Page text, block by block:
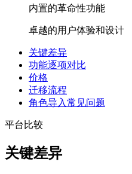
内置的革命性功能
卓越的用户体验和设计
关键差异
功能逐项对比
价格
迁移流程
角色导入常见问题
平台比较
关键差异